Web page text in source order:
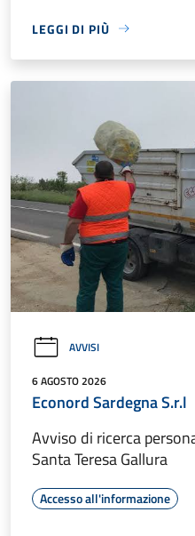
LEGGI DI PIÙ
AVVISI
6 AGOSTO 2026
Econord Sardegna S.r.l
Avviso di ricerca
Santa Teresa Gallura
Accesso all'informazione